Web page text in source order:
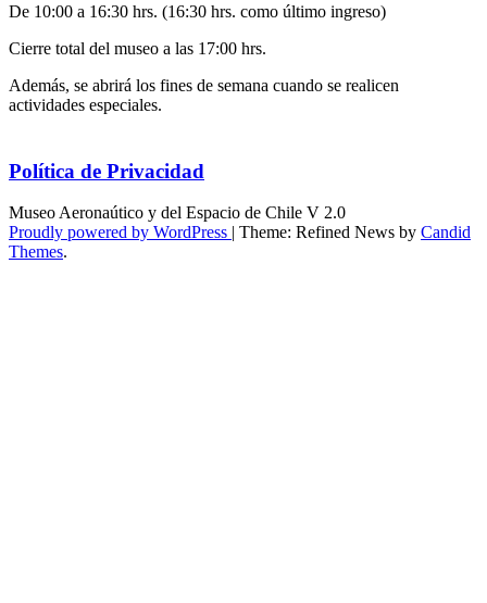
De 10:00 a 16:30 hrs. (16:30 hrs. como último ingreso)
Cierre total del museo a las 17:00 hrs.
Además, se abrirá los fines de semana cuando se realicen
actividades especiales.
Política de Privacidad
Museo Aeronaútico y del Espacio de Chile V 2.0
Proudly powered by WordPress | Theme: Refined News by Candid
Themes.